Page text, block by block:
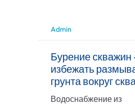
Admin
Бурение скважин
избежать
грунта вокруг
Водоснабжение из